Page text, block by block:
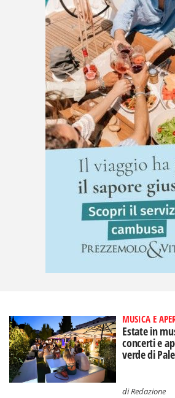
MUSICA E
Estate in
concerti e
verde di
diRedazione